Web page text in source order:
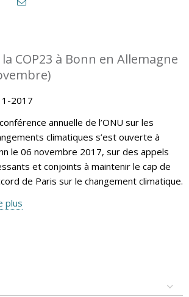
COP23 à Bonn en Allemagne
2017
annuelle de l’ONU sur les
climatiques s’est ouverte à
le 06 novembre 2017, sur des appels
et conjoints à maintenir le cap de
de Paris sur le changement climatique.
plus